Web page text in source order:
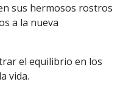
sus hermosos rostros
a la nueva
el equilibrio en los
vida.